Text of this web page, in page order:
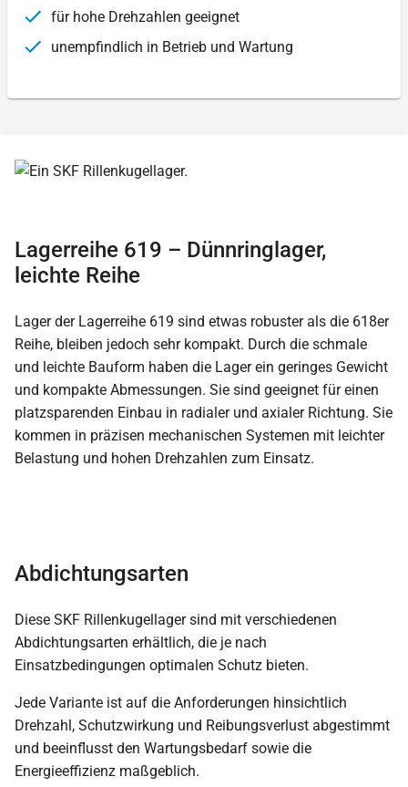
für hohe Drehzahlen geeignet
unempfindlich in Betrieb und Wartung
Lagerreihe 619 – Dünnringlager,
leichte Reihe
Lager der Lagerreihe 619 sind etwas robuster als die 618er
Reihe, bleiben jedoch sehr kompakt. Durch die schmale
und leichte Bauform haben die Lager ein geringes Gewicht
und kompakte Abmessungen. Sie sind geeignet für einen
platzsparenden Einbau in radialer und axialer Richtung. Sie
kommen in präzisen mechanischen Systemen mit leichter
Belastung und hohen Drehzahlen zum Einsatz.
Abdichtungsarten
Diese SKF Rillenkugellager sind mit verschiedenen
Abdichtungsarten erhältlich, die je nach
Einsatzbedingungen optimalen Schutz bieten.
Jede Variante ist auf die Anforderungen hinsichtlich
Drehzahl, Schutzwirkung und Reibungsverlust abgestimmt
und beeinflusst den Wartungsbedarf sowie die
Energieeffizienz maßgeblich.